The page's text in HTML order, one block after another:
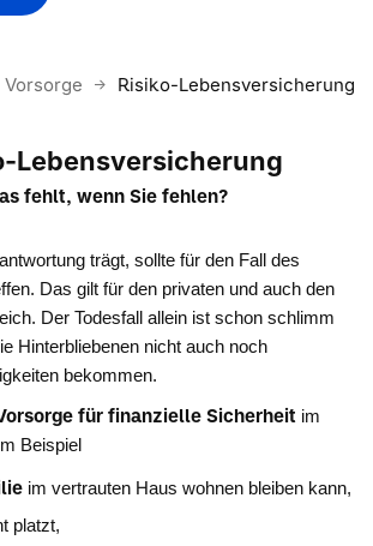
Risiko-Lebensversicherung
Lebensversicherung
fehlt, wenn Sie fehlen?
trägt, sollte für den Fall des
Das gilt für den privaten und auch den
Der Todesfall allein ist schon schlimm
Hinterbliebenen nicht auch noch
bekommen.
für finanzielle Sicherheit im
Beispiel
im vertrauten Haus wohnen bleiben kann,
platzt,